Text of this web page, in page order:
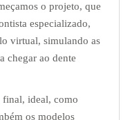
o projeto, que
especializado,
virtual, simulando as
chegar ao dente
final, ideal, como
os modelos